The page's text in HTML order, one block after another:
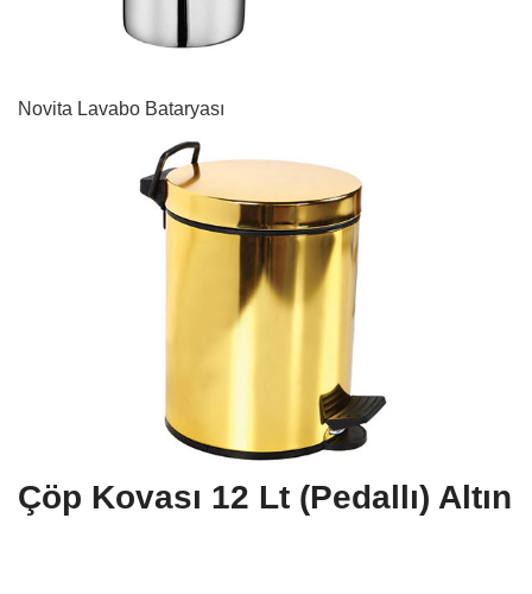
Novita Lavabo Bataryası
Çöp Kovası 12 Lt (Pedallı) Altın